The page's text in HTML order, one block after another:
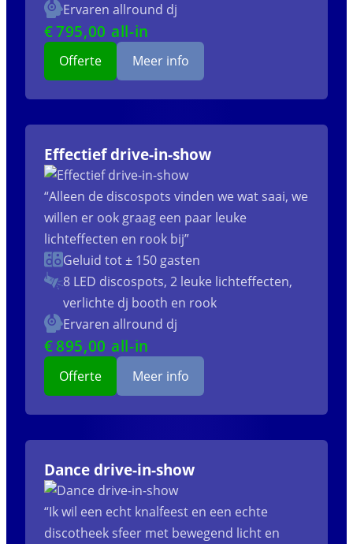
Ervaren allround dj
€795,00 all-in
Offerte Meer info
Effectief drive-in-show
“Alleen de discospots vinden we wat saai, we
willen er ook graag een paar leuke
lichteffecten en rook bij”
Geluid tot ± 150 gasten
8 LED discospots, 2 leuke lichteffecten,
verlichte dj booth en rook
Ervaren allround dj
€895,00 all-in
Offerte Meer info
Dance drive-in-show
“Ik wil een echt knalfeest en een echte
discotheek sfeer met bewegend licht en